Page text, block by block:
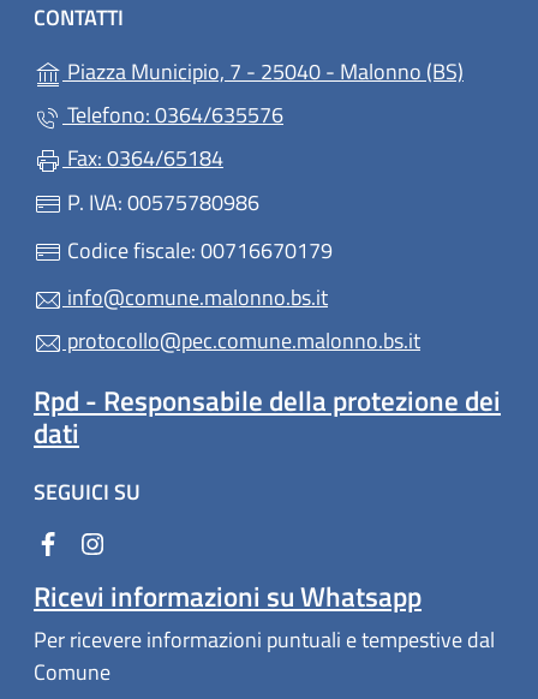
CONTATTI
Piazza Municipio, 7 - 25040 - Malonno (BS)
Telefono: 0364/635576
Fax: 0364/65184
P. IVA: 00575780986
Codice fiscale: 00716670179
info@comune.malonno.bs.it
protocollo@pec.comune.malonno.bs.it
Rpd - Responsabile della protezione dei
dati
SEGUICI SU
Ricevi informazioni su Whatsapp
Per ricevere informazioni puntuali e tempestive dal
Comune